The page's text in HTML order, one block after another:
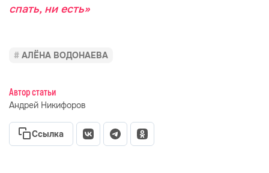
спать, ни есть»
АЛЁНА ВОДОНАЕВА
Автор статьи
Андрей Никифоров
Ссылка